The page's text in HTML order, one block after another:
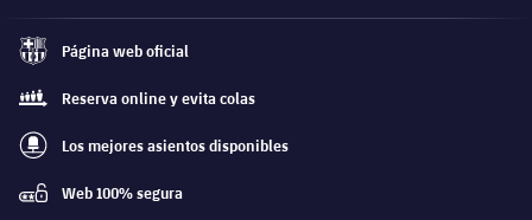
PLUSICON
MÁS
Primer equipo
Actualidad
Barça Atlètic
plusicon
más
barca-monochrome
Página web oficial
queue
Reserva online y evita colas
best-seats-regular
Los mejores asientos disponibles
password
Web 100% segura